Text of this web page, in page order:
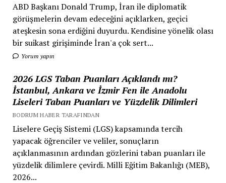
ABD Başkanı Donald Trump, İran ile diplomatik
görüşmelerin devam edeceğini açıklarken, geçici
ateşkesin sona erdiğini duyurdu. Kendisine yönelik olası
bir suikast girişiminde İran'a çok sert...
Yorum yapın
2026 LGS Taban Puanları Açıklandı mı?
İstanbul, Ankara ve İzmir Fen ile Anadolu
Liseleri Taban Puanları ve Yüzdelik Dilimleri
BODRUM HABER TARAFINDAN
Liselere Geçiş Sistemi (LGS) kapsamında tercih
yapacak öğrenciler ve veliler, sonuçların
açıklanmasının ardından gözlerini taban puanları ile
yüzdelik dilimlere çevirdi. Milli Eğitim Bakanlığı (MEB),
2026...